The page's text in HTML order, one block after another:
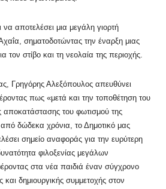
αποτελέσει μια μεγάλη γιορτή
σηματοδοτώντας την έναρξη μιας
τον στίβο και τη νεολαία της περιοχής.
Γρηγόρης Αλεξόπουλος απευθύνει
πως «μετά και την τοποθέτηση του
αποκατάστασης του φωτισμού της
δώδεκα χρόνια, το Δημοτικό μας
σημείο αναφοράς για την ευρύτερη
φιλοξενίας μεγάλων
στα νέα παιδιά έναν σύγχρονο
δημιουργικής συμμετοχής στον